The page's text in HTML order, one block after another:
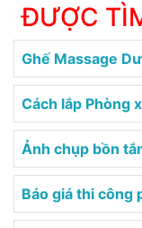
ĐƯỢC
Ghế Massage
Cách lắp Phòng
Ảnh chụp bồn
Báo giá thi công